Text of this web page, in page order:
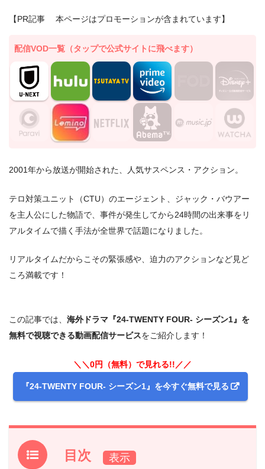
【PR記事 本ページはプロモーションが含まれています】
配信VOD一覧（タップで公式サイトに飛べます）
2001年から放送が開始された、人気サスペンス・アクション。
テロ対策ユニット（CTU）のエージェント、ジャック・バウアー
を主人公にした物語で、事件が発生してから24時間の出来事をリ
アルタイムで描く手法が全世界で話題になりました。
リアルタイムだからこその緊張感や、迫力のアクションなど見ど
ころ満載です！
この記事では、 海外ドラマ『24-TWENTY FOUR- シーズン1』を
無料で視聴できる動画配信サービスをご紹介します！
＼＼0円（無料）で見れる!!／／
『24-TWENTY FOUR- シーズン1』を今すぐ無料で見る
目次